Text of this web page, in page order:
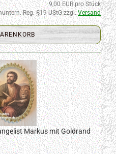
9,00 EUR pro Stück
Reg. §19 UStG zzgl.Versand
Markus mit Goldrand